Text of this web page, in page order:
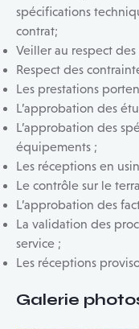
spécifications
contrat;
Veiller au respect
Respect des
Les prestations
L’approbation des
L’approbation des
équipements ;
Les réceptions en
Le contrôle sur le
L’approbation des
La validation des
service ;
Les réceptions
Galerie photo